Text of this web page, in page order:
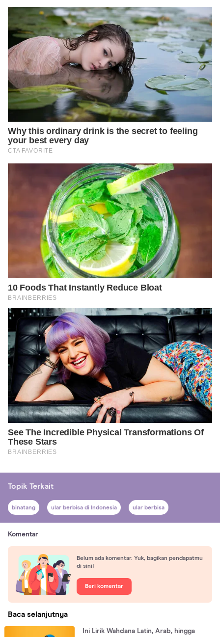
Topik Terkait
binatang ular berbisa di Indonesia ular berbisa
Komentar
Belum ada komentar. Yuk, bagikan pendapatmu
di sini!
Beri komentar
Baca selanjutnya
Ini Lirik Wahdana Latin, Arab, hingga